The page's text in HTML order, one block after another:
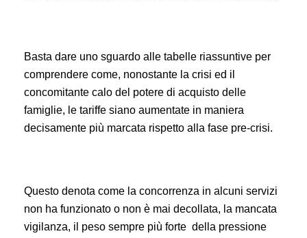
Basta dare uno sguardo alle tabelle riassuntive per
comprendere come, nonostante la crisi ed il
concomitante calo del potere di acquisto delle
famiglie, le tariffe siano aumentate in maniera
decisamente più marcata rispetto alla fase pre-crisi.
Questo denota come la concorrenza in alcuni servizi
non ha funzionato o non è mai decollata, la mancata
vigilanza, il peso sempre più forte della pressione